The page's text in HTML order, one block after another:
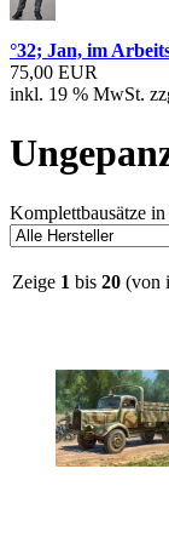
°32; Jan, im
75,00 EUR
inkl. 19 % MwSt.
Komplettbausätze
Zeige 1 bis 20 (von